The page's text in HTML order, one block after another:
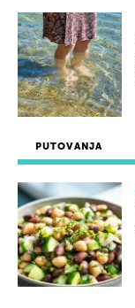
PUTOVANJA